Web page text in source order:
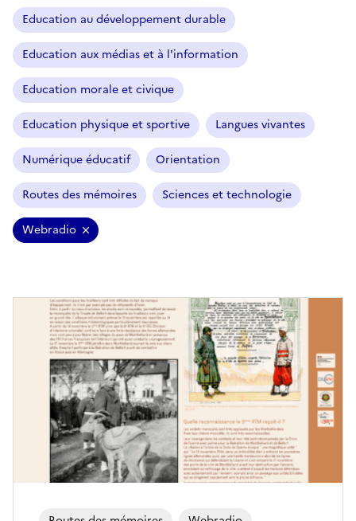
Education au développement durable
Education aux médias et à l'information
Education morale et civique
Education physique et sportive Langues vivantes
Numérique éducatif Orientation
Routes des mémoires Sciences et technologie
Webradio